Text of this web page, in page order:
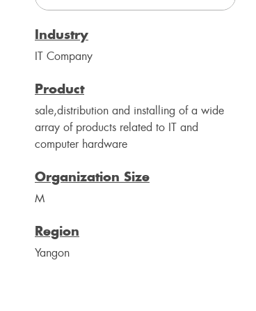
Industry
IT Company
Product
sale,distribution and installing of a wide
array of products related to IT and
computer hardware
Organization Size
M
Region
Yangon